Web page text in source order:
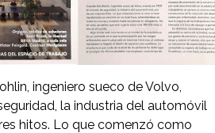
ingeniero sueco de Volvo,
la industria del automóvil
hitos. Lo que comenzó como